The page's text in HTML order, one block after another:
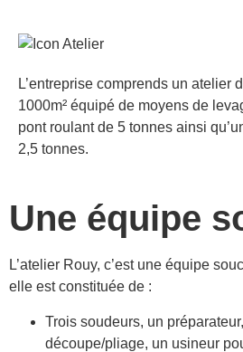
L’entreprise comprends un atelier
1000m² équipé de moyens de
pont roulant de 5 tonnes ainsi
2,5 tonnes.
Une équipe
L’atelier Rouy, c’est une équipe
elle est constituée de :
Trois soudeurs, un
découpe/pliage, un usineur